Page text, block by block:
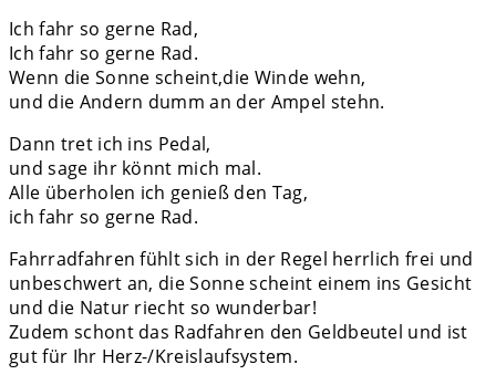
Ich fahr so gerne Rad,
Ich fahr so gerne Rad.
Wenn die Sonne scheint,die Winde wehn,
und die Andern dumm an der Ampel stehn.
Dann tret ich ins Pedal,
und sage ihr könnt mich mal.
Alle überholen ich genieß den Tag,
ich fahr so gerne Rad.
Fahrradfahren fühlt sich in der Regel herrlich frei und
unbeschwert an, die Sonne scheint einem ins Gesicht
und die Natur riecht so wunderbar!
Zudem schont das Radfahren den Geldbeutel und ist
gut für Ihr Herz-/Kreislaufsystem.